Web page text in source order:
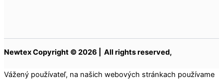
Newtex Copyright © 2026 | All rights reserved,
Vážený používateľ, na našich webových stránkach používame